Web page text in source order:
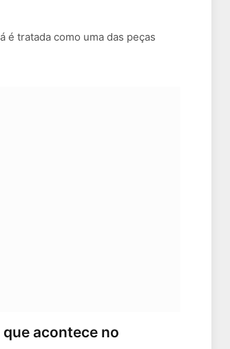
é tratada como uma das peças
acontece no